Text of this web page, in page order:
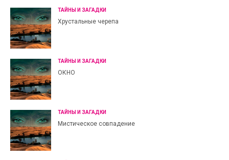
ТАЙНЫ И ЗАГАДКИ
Хрустальные черепа
ТАЙНЫ И ЗАГАДКИ
ОКНО
ТАЙНЫ И ЗАГАДКИ
Мистическое совпадение